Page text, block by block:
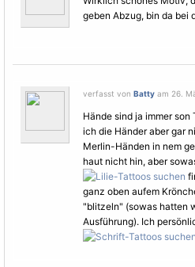
geben Abzug, bin da bei
verfasst von Batty am 26.
Hände sind ja immer
ich die Händer aber gar
Merlin-Händen in nem
haut nicht hin, aber
ganz oben aufem
"blitzeln" (sowas hatten
Ausführung). Ich